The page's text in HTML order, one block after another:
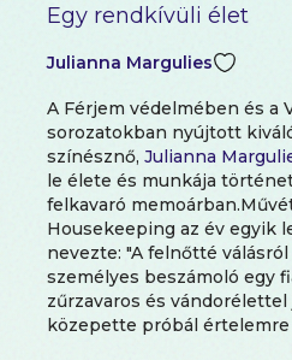
Egy rendkívüli élet
Julianna Margulies
A Férjem védelmében és a
sorozatokban nyújtott
színésznő, Julianna
le élete és munkája
felkavaró
Housekeeping az év egyik
nevezte: "A felnőtté
személyes beszámoló egy
zűrzavaros és
közepette próbál